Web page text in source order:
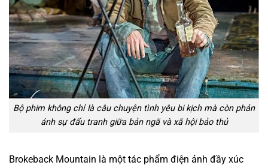
Bộ phim không chỉ là câu chuyện tình yêu bi kịch mà còn phản
ánh sự đấu tranh giữa bản ngã và xã hội bảo thủ
Brokeback Mountain là một tác phẩm điện ảnh đầy xúc